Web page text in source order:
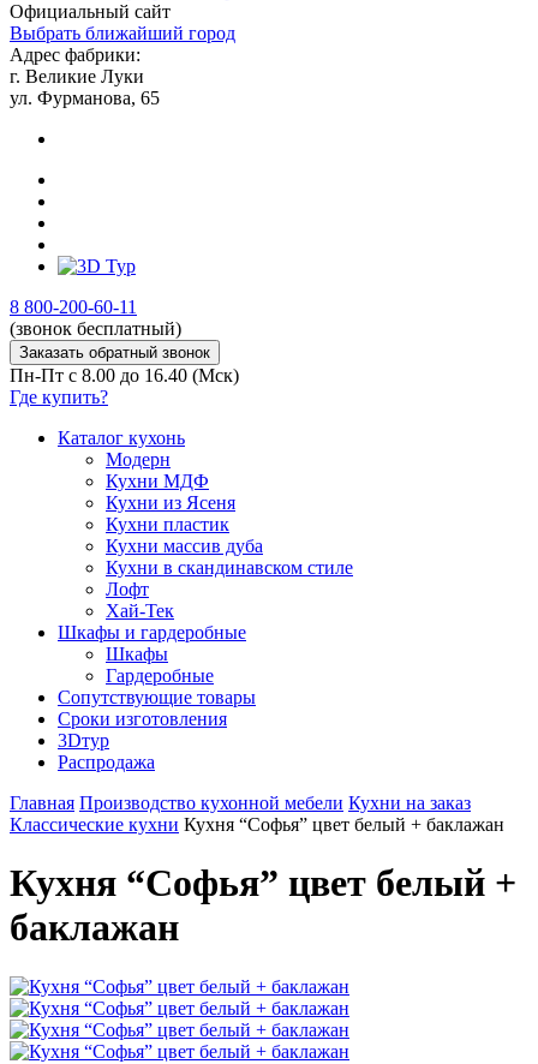
Официальный сайт
Выбрать ближайший город
Адрес фабрики:
г. Великие Луки
ул. Фурманова, 65
8 800-200-60-11
(звонок бесплатный)
Заказать обратный звонок
Пн-Пт с 8.00 до 16.40 (Мск)
Где купить?
Каталог кухонь
Модерн
Кухни МДФ
Кухни из Ясеня
Кухни пластик
Кухни массив дуба
Кухни в скандинавском стиле
Лофт
Хай-Тек
Шкафы и гардеробные
Шкафы
Гардеробные
Сопутствующие товары
Сроки изготовления
3Dтур
Распродажа
Главная Производство кухонной мебели Кухни на заказ
Классические кухни Кухня “Софья” цвет белый + баклажан
Кухня “Софья” цвет белый +
баклажан